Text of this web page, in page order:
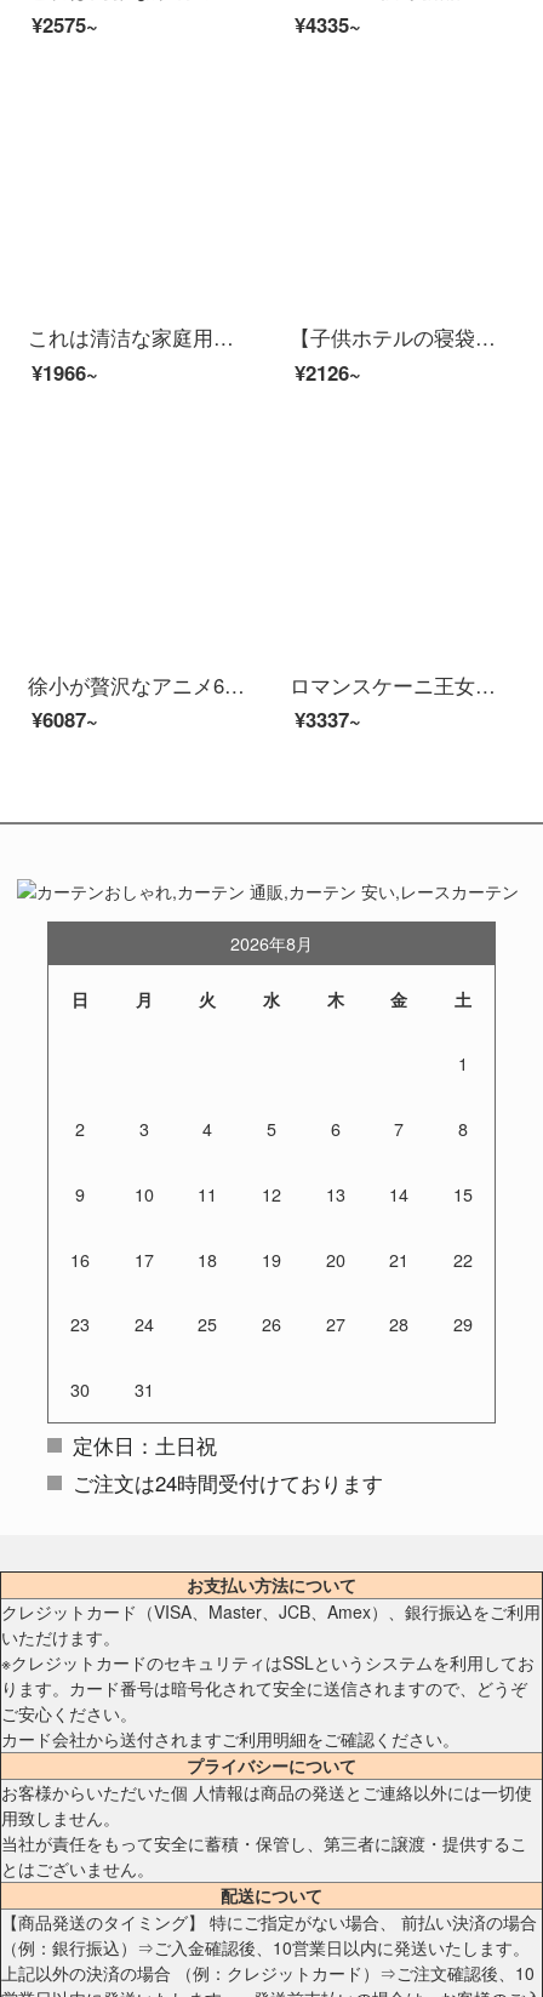
¥2575~
¥4335~
これは清洁な家庭用纺ぎ氷丝プリントの四点セットです。韓国版の王女風レース布団セットのシーツとベッド用品のダブルベッドセット1.8メートルのシーツのセットです。
¥1966~
【子供ホテルの寝袋】MIDO HOUSE銘は全部家庭子供用の純綿ホテルです。汚れた寝袋を挟んで、超軽くて持ち運びに便利です。旅行者の睡眠宝庫掘削機160*210 cmに蹴られました。
¥2126~
徐小が贅沢なアニメ60本の長い綿の4点セットの少女の心が可愛いピンクの綿布団カバー子供用シーツシーツシーツ布団布団布団セットのベッド用品のボビーウサギ粉1.5 mシーツの4点セット（布団カバー200*230）
¥6087~
ロマンスケーニ王女風刺繍綿四点セットins少女子供用ベッド用品三点セット可愛いキャラクター布団カバーお姫様シーツモデル1.5-1.8 m布団カバー200*230ベッド四点セット
¥3337~
2026年8月
日 月 火 水 木 金 土
1
2 3 4 5 6 7 8
9 10 11 12 13 14 15
16 17 18 19 20 21 22
23 24 25 26 27 28 29
30 31
定休日：土日祝
ご注文は24時間受付けております
お支払い方法について
クレジットカード（VISA、Master、JCB、Amex）、銀行振込をご利用
いただけます。
※クレジットカードのセキュリティはSSLというシステムを利用してお
ります。カード番号は暗号化されて安全に送信されますので、どうぞ
ご安心ください。
カード会社から送付されますご利用明細をご確認ください。
プライバシーについて
お客様からいただいた個 人情報は商品の発送とご連絡以外には一切使
用致しません。
当社が責任をもって安全に蓄積・保管し、第三者に譲渡・提供するこ
とはございません。
配送について
【商品発送のタイミング】 特にご指定がない場合、 前払い決済の場合
（例：銀行振込）⇒ご入金確認後、10営業日以内に発送いたします。
上記以外の決済の場合 （例：クレジットカード）⇒ご注文確認後、10